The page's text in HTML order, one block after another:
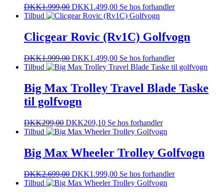
DKK1.999,00 DKK1.499,00 Se hos forhandler
Tilbud
Clicgear Rovic (Rv1C) Golfvogn
DKK1.999,00 DKK1.499,00 Se hos forhandler
Tilbud
Big Max Trolley Travel Blade Taske
til golfvogn
DKK299,00 DKK269,10 Se hos forhandler
Tilbud
Big Max Wheeler Trolley Golfvogn
DKK2.699,00 DKK1.999,00 Se hos forhandler
Tilbud